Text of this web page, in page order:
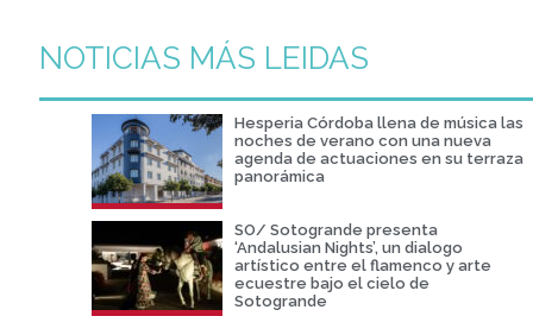
NOTICIAS MÁS LEIDAS
Hesperia Córdoba llena de música las
noches de verano con una nueva
agenda de actuaciones en su terraza
panorámica
SO/ Sotogrande presenta
‘Andalusian Nights’, un dialogo
artístico entre el flamenco y arte
ecuestre bajo el cielo de
Sotogrande